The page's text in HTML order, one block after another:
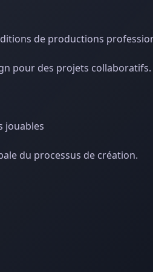
de productions
pour des projets collaboratifs.
jouables
du processus de création.